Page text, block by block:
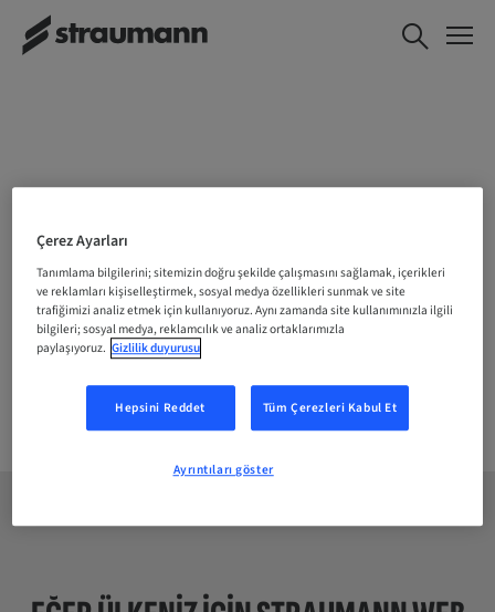
KONUMUNUZU SEÇIN
Şirket
Çerez Ayarları
Tanımlama bilgilerini; sitemizin doğru şekilde çalışmasını sağlamak, içerikleri
ve reklamları kişiselleştirmek, sosyal medya özellikleri sunmak ve site
trafiğimizi analiz etmek için kullanıyoruz. Aynı zamanda site kullanımınızla ilgili
bilgileri; sosyal medya, reklamcılık ve analiz ortaklarımızla
paylaşıyoruz. Gizlilik duyurusu
Hepsini Reddet Tüm Çerezleri Kabul Et
Ayrıntıları göster